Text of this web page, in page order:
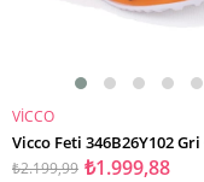
SEPETE EKLE
VİCCO
₺1.999,88
₺2.199,99